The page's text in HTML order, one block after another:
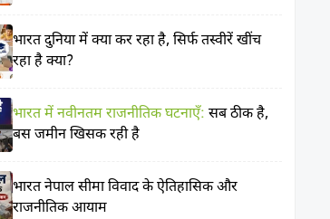
भारत दुनिया में क्या कर रहा है, सिर्फ तस्वीरें खींच
रहा है क्या?
भारत में नवीनतम राजनीतिक घटनाएँ: सब ठीक है,
बस जमीन खिसक रही है
भारत नेपाल सीमा विवाद के ऐतिहासिक और
राजनीतिक आयाम